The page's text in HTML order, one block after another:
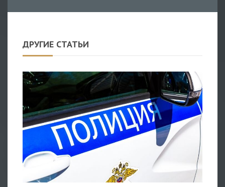
ДРУГИЕ СТАТЬИ